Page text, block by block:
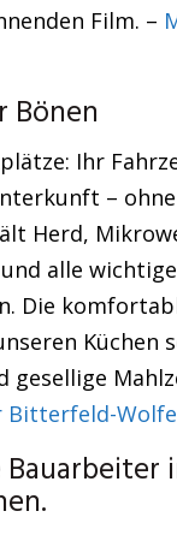
Film. –
Bönen
Ihr
–
Herd,
alle
Die
Küchen
gesellige
Bitterfeld-